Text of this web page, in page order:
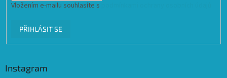
Vložením e-mailu souhlasíte s
PŘIHLÁSIT SE
Instagram